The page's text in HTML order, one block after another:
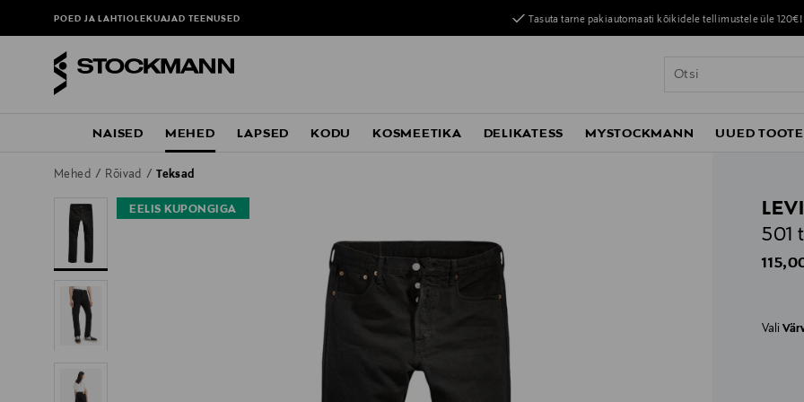
POED JA LAHTIOLEKUAJADTEENUSED Tasuta tarne pakiautomaati kõikidele tellimustele üle 120€!
NAISED MEHED LAPSED KODU KOSMEETIKA DELIKATESS MYSTOCKMANN UUED
Mehed Rõivad Teksad
EELIS KUPONGIGA
501
Vali